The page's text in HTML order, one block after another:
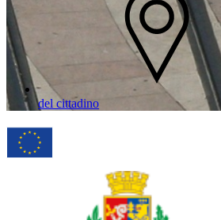
del cittadino